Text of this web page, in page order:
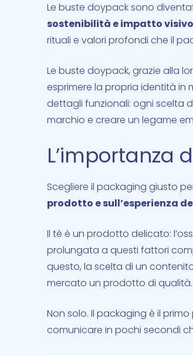
Le buste doypack sono
sostenibilità e impatto visivo
rituali e valori profondi che il
Le buste doypack, grazie alla
esprimere la propria identità in
dettagli funzionali: ogni scelta
marchio e creare un legame
L’importanza
Scegliere il packaging giusto
prodotto e sull’esperienza
Il tè è un prodotto delicato:
prolungata a questi fattori
questo, la scelta di un
mercato un prodotto di qualità.
Non solo. Il packaging è il
comunicare in pochi secondi